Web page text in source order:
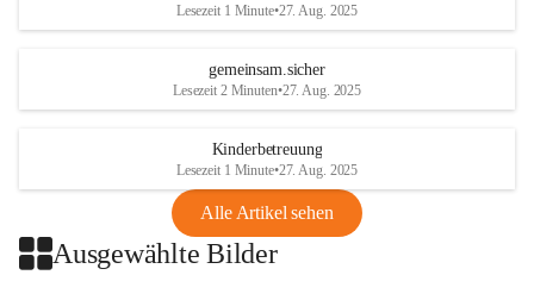
omv.alarmdienst@kontraktor.at
http://www.omv.com
Lesezeit 1 Minute•27. Aug. 2025
gemeinsam.sicher
Lesezeit 2 Minuten•27. Aug. 2025
Kinderbetreuung
Lesezeit 1 Minute•27. Aug. 2025
Alle Artikel sehen
Ausgewählte Bilder